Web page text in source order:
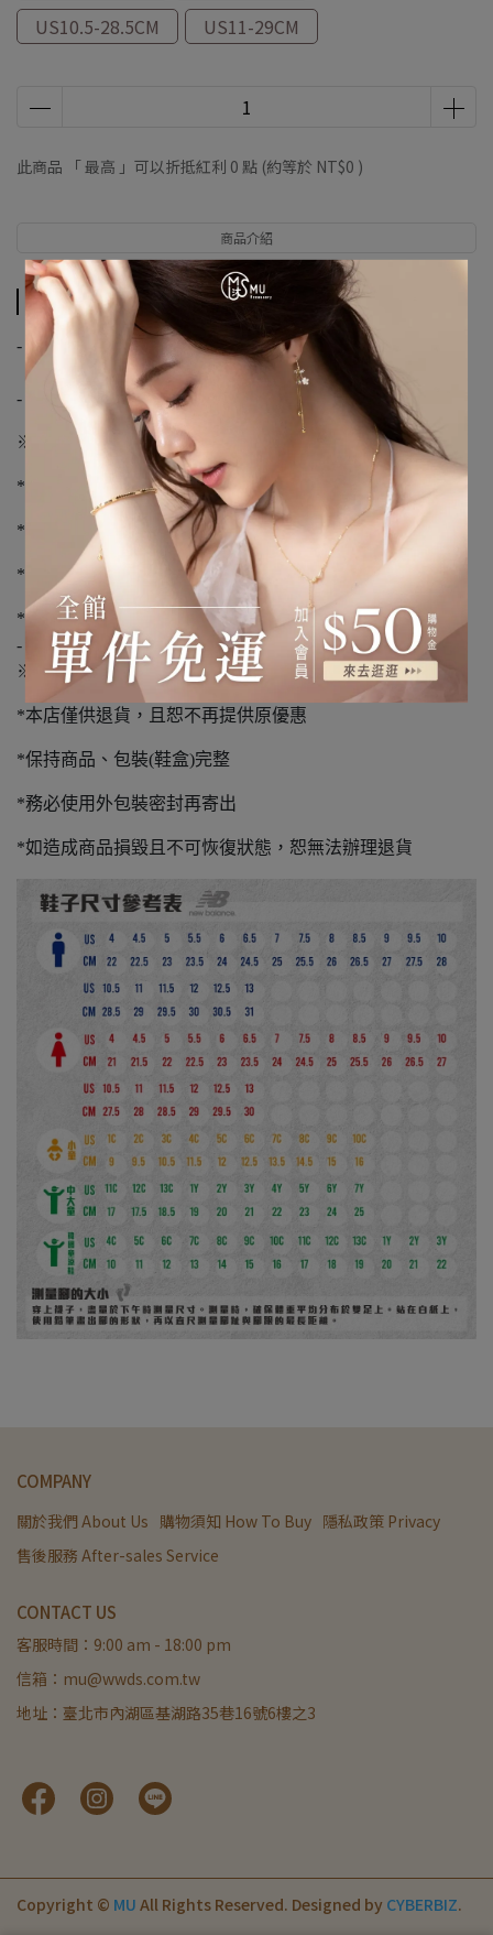
US10.5-28.5CM
US11-29CM
此商品 「 最高 」可以折抵紅利 0 點 (約等於 NT$0 )
商品介紹
商品介紹
-
【優尼聖運動聯盟】
-
※購物須知※
*下單前請先詢問庫存，下單後3-5個工作天到貨
*不提供外島宅配服務
*如有溢膠、編織顏色不同、新品氣味不屬瑕疵範圍
*請您確認購買再下單，避免浪費資源
-
※退貨須知※
*本店僅供退貨，且恕不再提供原優惠
*保持商品、包裝(鞋盒)完整
*務必使用外包裝密封再寄出
*如造成商品損毀且不可恢復狀態，恕無法辦理退貨
COMPANY
關於我們 About Us 購物須知 How To Buy 隱私政策 Privacy
售後服務 After-sales Service
CONTACT US
客服時間：9:00 am - 18:00 pm
信箱：mu@wwds.com.tw
地址：臺北市內湖區基湖路35巷16號6樓之3
Copyright © MU All Rights Reserved. Designed by CYBERBIZ.